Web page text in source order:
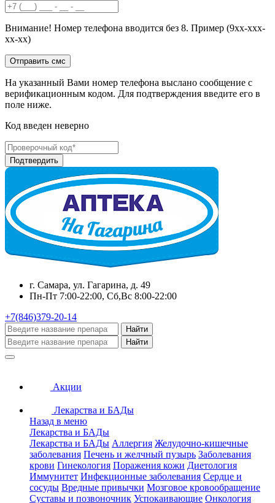
Внимание! Номер телефона вводится без 8. Пример (9хх-ххх-
хх-хх)
На указанный Вами номер телефона выслано сообщение с
верификационным кодом. Для подтверждения введите его в
поле ниже.
Код введен неверно
г. Самара, ул. Гагарина, д. 49
Пн-Пт 7:00-22:00, Сб,Вс 8:00-22:00
+7(846)379-20-14
Найти
Найти
Акции
Лекарства и БАДы
Назад в меню
Лекарства и БАДы
Лекарства и БАДы Аллергия Желудочно-кишечные
заболевания Печень и желчный пузырь Заболевания
крови Гинекология Поражения кожи Диетология
Иммунитет Инфекционные заболевания Сердце и
сосуды Вредные привычки Мозговое кровообращение
Суставы и позвоночник Успокаивающие Онкология